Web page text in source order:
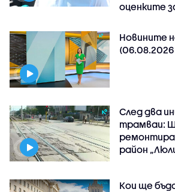
оценките
Новините
След два
трамваи:
район
Кои ще